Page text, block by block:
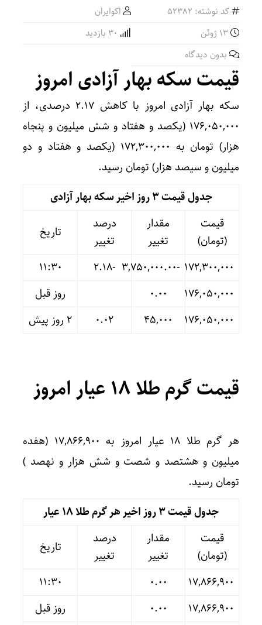
کد نوشته: 52382
اکوایران
بدون دیدگاه
قیمت سکه بهار آزادی امروز
سکه بهار آزادی امروز با کاهش ۲.۱۷ درصدی، از
۱۷۶,۰۵۰,۰۰۰ (یکصد و هفتاد و شش میلیون و پنجاه
هزار) تومان به ۱۷۲,۳۰۰,۰۰۰ (یکصد و هفتاد و دو
میلیون و سیصد هزار) تومان رسید.
جدول قیمت 3 روز اخیر سکه بهار آزادی
قیمت
(تومان)
مقدار
تغییر
درصد
تغییر
تاریخ
۱۷۲,۳۰۰,۰۰۰ -۳,۷۵۰,۰۰۰.۰۰ -۲.۱۸
11:30
۱۷۶,۰۵۰,۰۰۰
۰.۰۰
روز قبل
۱۷۶,۰۵۰,۰۰۰
۴۵,۰۰۰ ۰.۰۲ ۲ روز پیش
قیمت گرم طلا ۱۸ عیار امروز
هر گرم طلا ۱۸ عیار امروز به ۱۷,۸۶۶,۹۰۰ (هفده
میلیون و هشتصد و شصت و شش هزار و نهصد )
تومان رسید.
جدول قیمت 3 روز اخیر هر گرم طلا ۱۸ عیار
قیمت
(تومان)
مقدار
تغییر
درصد
تغییر
تاریخ
۱۷,۸۶۶,۹۰۰
۰.۰۰
11:30
۱۷,۸۶۶,۹۰۰
۰.۰۰
روز قبل